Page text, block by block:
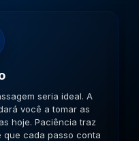
corra, pedale. A
use-a para resolver
ajudará no
passo conta na sua